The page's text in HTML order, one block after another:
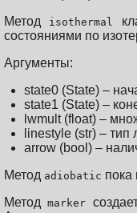
Метод
isothermal
состояниями по
Аргументы:
state0 (State) –
state1 (State) –
lwmult (float) –
linestyle (str) – тип
arrow (bool) –
Метод adiobatic пока
Методmarker